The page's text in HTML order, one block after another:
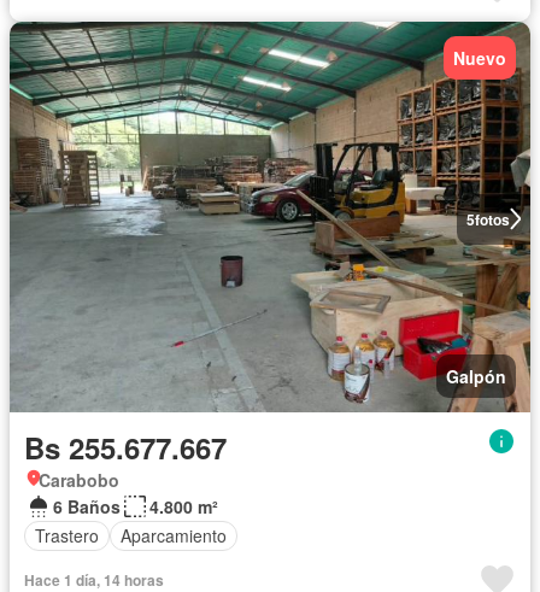
5fotos
Nuevo
Galpón
Bs 255.677.667
Carabobo
6 Baños
4.800 m²
Trastero
Aparcamiento
Hace 1 día, 14 horas